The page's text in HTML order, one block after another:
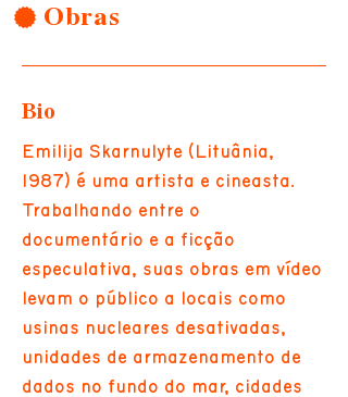
Obras
Bio
Emilija Skarnulyte (Lituânia,
1987) é uma artista e cineasta.
Trabalhando entre o
documentário e a ficção
especulativa, suas obras em vídeo
levam o público a locais como
usinas nucleares desativadas,
unidades de armazenamento de
dados no fundo do mar, cidades